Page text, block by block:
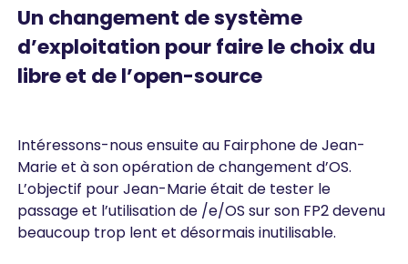
Un changement de système
d’exploitation pour faire le choix du
libre et de l’open-source
Intéressons-nous ensuite au Fairphone de Jean-
Marie et à son opération de changement d’OS.
L’objectif pour Jean-Marie était de tester le
passage et l’utilisation de /e/OS sur son FP2 devenu
beaucoup trop lent et désormais inutilisable.